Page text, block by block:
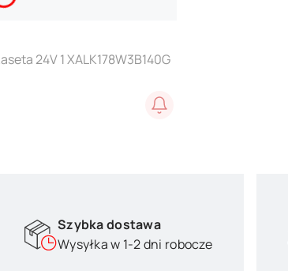
24V 1 XALK178W3B140G
Szybka dostawa
Wysyłka w 1-2 dni robocze